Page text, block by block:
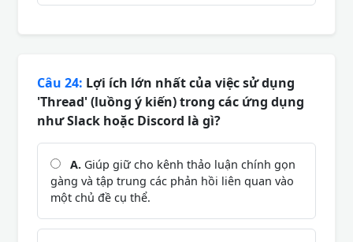
Câu 24: Lợi ích lớn nhất của việc sử dụng
'Thread' (luồng ý kiến) trong các ứng dụng
như Slack hoặc Discord là gì?
A. Giúp giữ cho kênh thảo luận chính gọn
gàng và tập trung các phản hồi liên quan vào
một chủ đề cụ thể.